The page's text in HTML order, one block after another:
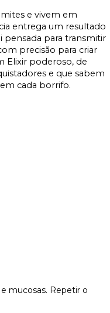
e vivem em
entrega um resultado
pensada para transmitir
precisão para criar
Elixir poderoso, de
e que sabem
cada borrifo.
mucosas. Repetir o